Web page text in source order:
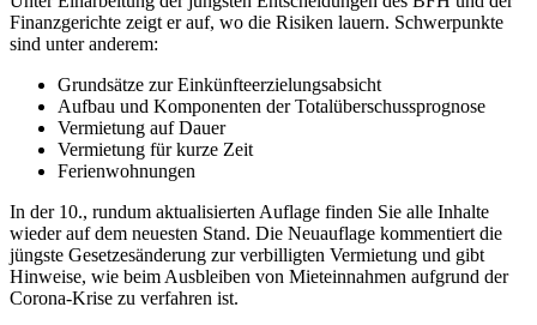
Finanzgerichte zeigt er auf, wo die Risiken lauern. Schwerpunkte
sind unter anderem:
Grundsätze zur Einkünfteerzielungsabsicht
Aufbau und Komponenten der Totalüberschussprognose
Vermietung auf Dauer
Vermietung für kurze Zeit
Ferienwohnungen
In der 10., rundum aktualisierten Auflage finden Sie alle Inhalte
wieder auf dem neuesten Stand. Die Neuauflage kommentiert die
jüngste Gesetzesänderung zur verbilligten Vermietung und gibt
Hinweise, wie beim Ausbleiben von Mieteinnahmen aufgrund der
Corona-Krise zu verfahren ist.